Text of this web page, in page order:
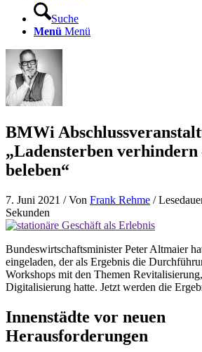
Suche
Menü Menü
BMWi
„Ladensterben verhindern
beleben“
7. Juni 2021 / Von Frank Rehme /
Sekunden
Bundeswirtschaftsminister Peter Altmaier
eingeladen, der als Ergebnis die
Workshops mit den Themen
Digitalisierung hatte. Jetzt werden die
Innenstädte vor neuen
Herausforderungen